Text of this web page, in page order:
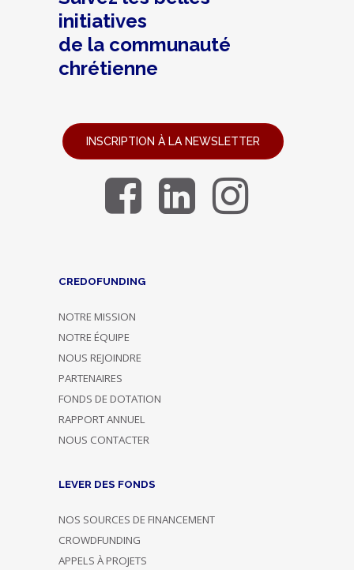
initiatives
de la communauté
chrétienne
INSCRIPTION À LA NEWSLETTER
CREDOFUNDING
NOTRE MISSION
NOTRE ÉQUIPE
NOUS REJOINDRE
PARTENAIRES
FONDS DE DOTATION
RAPPORT ANNUEL
NOUS CONTACTER
LEVER DES FONDS
NOS SOURCES DE FINANCEMENT
CROWDFUNDING
APPELS À PROJETS